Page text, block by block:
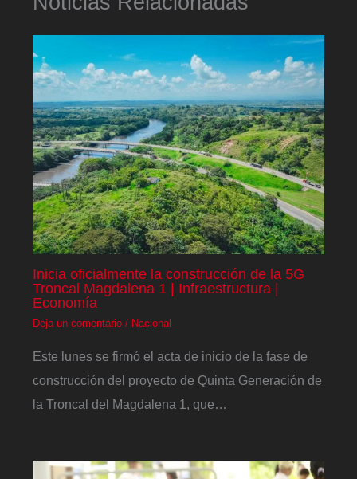
Inicia oficialmente la construcción de la 5G
Troncal Magdalena 1 | Infraestructura |
Economía
Deja un comentario / Nacional
Este lunes se firmó el acta de inicio de la fase de
construcción del proyecto de Quinta Generación de
la Troncal del Magdalena 1, que…